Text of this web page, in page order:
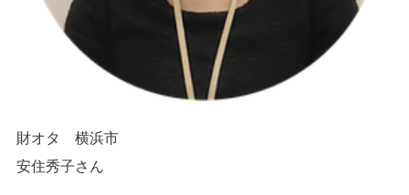
財オタ　横浜市
安住秀子さん